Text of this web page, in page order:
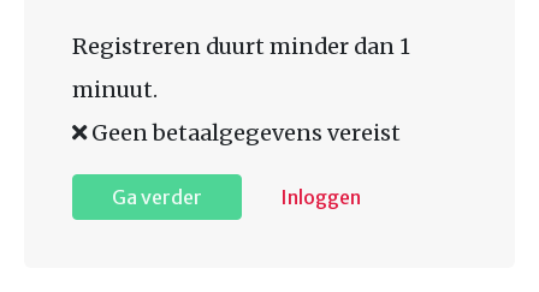
Registreren duurt minder dan 1
minuut.
Geen betaalgegevens vereist
Ga verder Inloggen